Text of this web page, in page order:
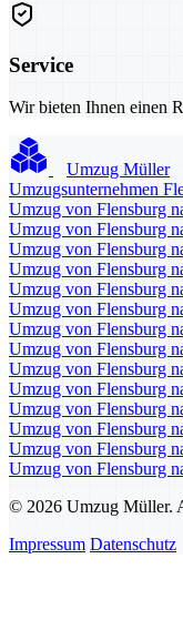
Service
Wir bieten Ihnen einen
Umzug Müller
Umzugsunternehmen
Umzug von Flensburg
Umzug von Flensburg
Umzug von Flensburg
Umzug von Flensburg
Umzug von Flensburg
Umzug von Flensburg
Umzug von Flensburg
Umzug von Flensburg
Umzug von Flensburg
Umzug von Flensburg
Umzug von Flensburg
Umzug von Flensburg
Umzug von Flensburg
Umzug von Flensburg
© 2026 Umzug Müller.
Impressum Datenschutz